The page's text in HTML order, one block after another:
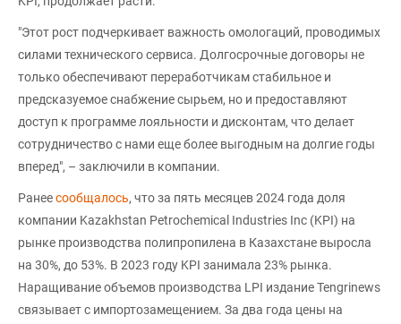
"Этот рост подчеркивает важность омологаций, проводимых
силами технического сервиса. Долгосрочные договоры не
только обеспечивают переработчикам стабильное и
предсказуемое снабжение сырьем, но и предоставляют
доступ к программе лояльности и дисконтам, что делает
сотрудничество с нами еще более выгодным на долгие годы
вперед", – заключили в компании.
Ранеесообщалось, что за пять месяцев 2024 года доля
компании Kazakhstan Petrochemical Industries Inc (KPI) на
рынке производства полипропилена в Казахстане выросла
на 30%, до 53%. В 2023 году KPI занимала 23% рынка.
Наращивание объемов производства LPI издание Tengrinews
связывает с импортозамещением. За два года цены на